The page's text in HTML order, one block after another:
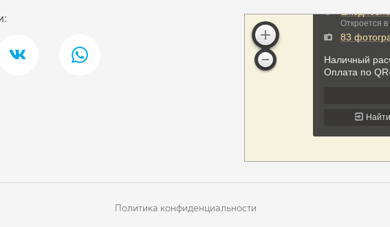
Политика конфиденциальности